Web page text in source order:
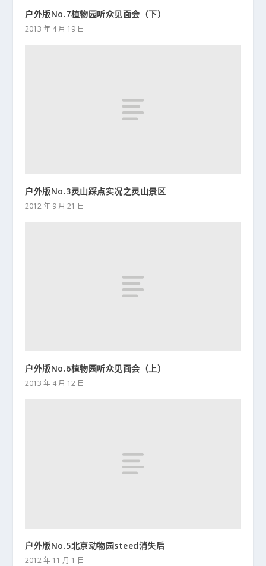
户外版No.7植物园听众见面会（下）
2013 年 4 月 19 日
户外版No.3灵山踩点实况之灵山景区
2012 年 9 月 21 日
户外版No.6植物园听众见面会（上）
2013 年 4 月 12 日
户外版No.5北京动物园steed消失后
2012 年 11 月 1 日